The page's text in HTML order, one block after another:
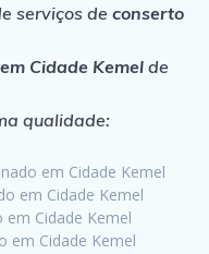
serviços de conserto
Cidade Kemel de
qualidade:
em Cidade Kemel
em Cidade Kemel
Cidade Kemel
em Cidade Kemel